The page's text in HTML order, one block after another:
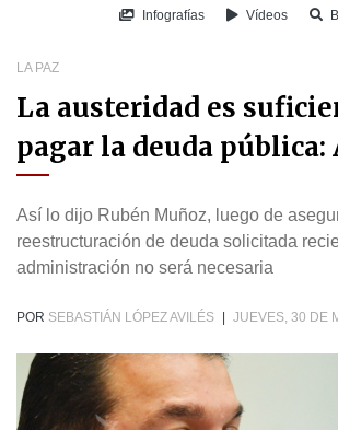
Infografías Vídeos
LA PAZ
La austeridad es
pagar la deuda pública:
Así lo dijo Rubén Muñoz, luego de
reestructuración de deuda solicitada
administración no será necesaria
POR SEBASTIÁN LÓPEZ AVILÉS JUEVES, 30 DE